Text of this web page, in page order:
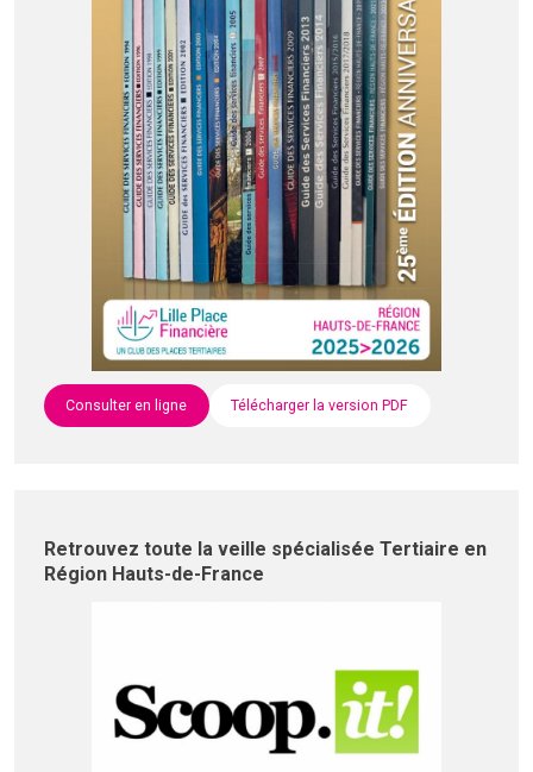
Consulter en ligne Télécharger la version PDF
Retrouvez toute la veille spécialisée Tertiaire en
Région Hauts-de-France